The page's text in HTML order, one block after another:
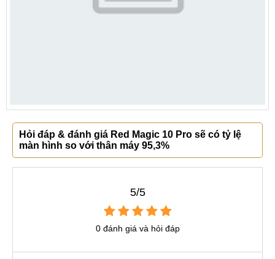
Hỏi đáp & đánh giá Red Magic 10 Pro sẽ có tỷ lệ
màn hình so với thân máy 95,3%
5/5
0 đánh giá và hỏi đáp